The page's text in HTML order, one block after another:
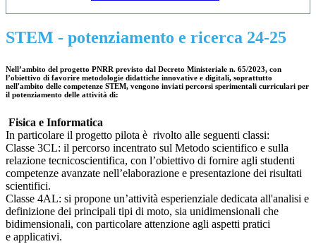
STEM - potenziamento e ricerca 24-25
Nell’ambito del progetto PNRR previsto dal Decreto Ministeriale n. 65/2023, con
l’obiettivo di favorire metodologie didattiche innovative e digitali, soprattutto
nell'ambito delle competenze STEM, vengono inviati percorsi sperimentali curriculari per
il potenziamento delle attività di:
Fisica e Informatica
In particolare il progetto pilota è rivolto alle seguenti classi:
Classe 3CL: il percorso incentrato sul Metodo scientifico e sulla
relazione tecnicoscientifica, con l’obiettivo di fornire agli studenti
competenze avanzate nell’elaborazione e presentazione dei risultati
scientifici.
Classe 4AL: si propone un’attività esperienziale dedicata all'analisi e
definizione dei principali tipi di moto, sia unidimensionali che
bidimensionali, con particolare attenzione agli aspetti pratici
e applicativi.